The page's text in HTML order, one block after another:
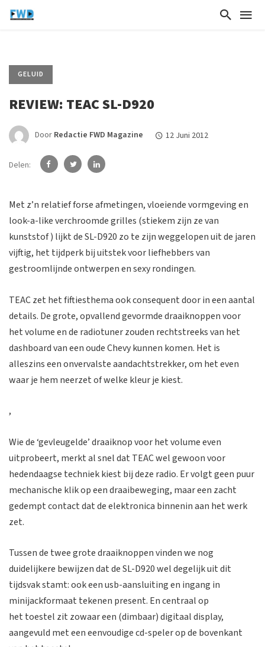
GELUID
REVIEW: TEAC SL-D920
Door Redactie FWD Magazine 12 Juni 2012
Delen:
Met z’n relatief forse afmetingen, vloeiende vormgeving en
look-a-like verchroomde grilles (stiekem zijn ze van
kunststof ) lijkt de SL-D920 zo te zijn weggelopen uit de jaren
vijftig, het tijdperk bij uitstek voor liefhebbers van
gestroomlijnde ontwerpen en sexy rondingen.
TEAC zet het fiftiesthema ook consequent door in een aantal
details. De grote, opvallend gevormde draaiknoppen voor
het volume en de radiotuner zouden rechtstreeks van het
dashboard van een oude Chevy kunnen komen. Het is
alleszins een onvervalste aandachtstrekker, om het even
waar je hem neerzet of welke kleur je kiest.
,
Wie de ‘gevleugelde’ draaiknop voor het volume even
uitprobeert, merkt al snel dat TEAC wel gewoon voor
hedendaagse techniek kiest bij deze radio. Er volgt geen puur
mechanische klik op een draaibeweging, maar een zacht
gedempt contact dat de elektronica binnenin aan het werk
zet.
Tussen de twee grote draaiknoppen vinden we nog
duidelijkere bewijzen dat de SL-D920 wel degelijk uit dit
tijdsvak stamt: ook een usb-aansluiting en ingang in
minijackformaat tekenen present. En centraal op
het toestel zit zowaar een (dimbaar) digitaal display,
aangevuld met een eenvoudige cd-speler op de bovenkant